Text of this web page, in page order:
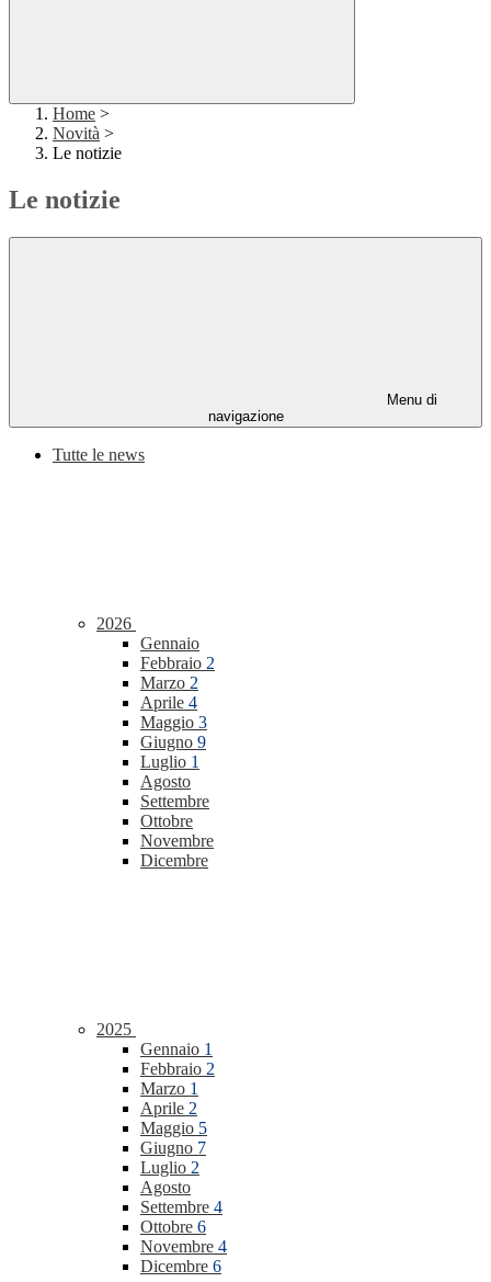
Home >
Novità >
Le notizie
Le notizie
Menu di
navigazione
Tutte le news
2026
Gennaio
Febbraio 2
Marzo 2
Aprile 4
Maggio 3
Giugno 9
Luglio 1
Agosto
Settembre
Ottobre
Novembre
Dicembre
2025
Gennaio 1
Febbraio 2
Marzo 1
Aprile 2
Maggio 5
Giugno 7
Luglio 2
Agosto
Settembre 4
Ottobre 6
Novembre 4
Dicembre 6